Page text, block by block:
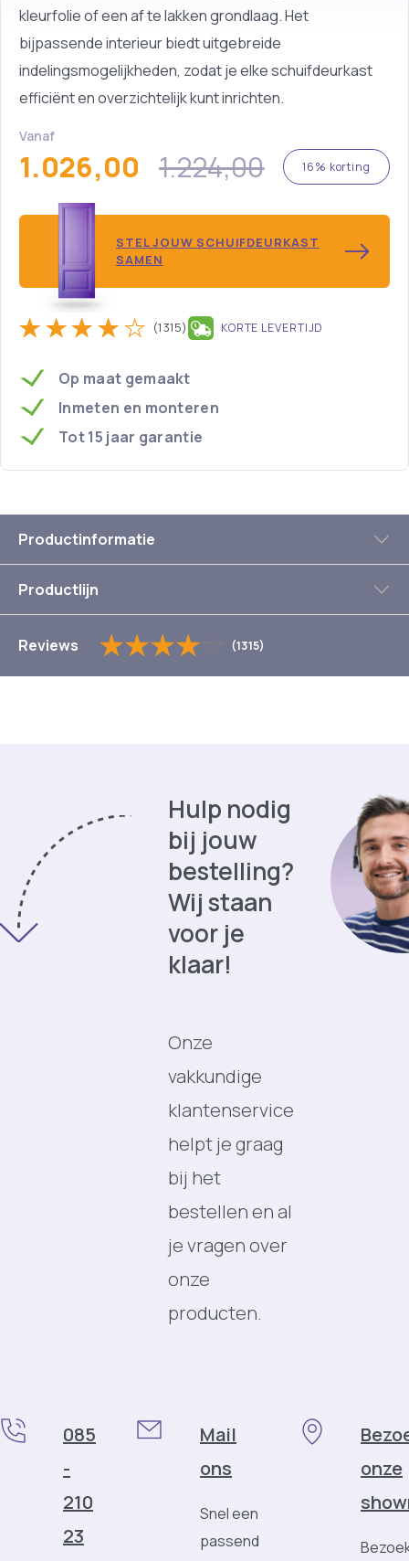
kleurfolie of een af te lakken grondlaag. Het
bijpassende interieur biedt uitgebreide
indelingsmogelijkheden, zodat je elke schuifdeurkast
efficiënt en overzichtelijk kunt inrichten.
Vanaf
1.026,00 1.224,00 16% korting
STEL JOUW SCHUIFDEURKAST
SAMEN
(1315) KORTE LEVERTIJD
Op maat gemaakt
Inmeten en monteren
Tot 15 jaar garantie
Productinformatie
Productlijn
Reviews (1315)
Hulp nodig
bij jouw
bestelling?
Wij staan
voor je
klaar!
Onze
vakkundige
klantenservice
helpt je graag
bij het
bestellen en al
je vragen over
onze
producten.
085
-
210
23
Mail
ons
Snel een
passend
onze